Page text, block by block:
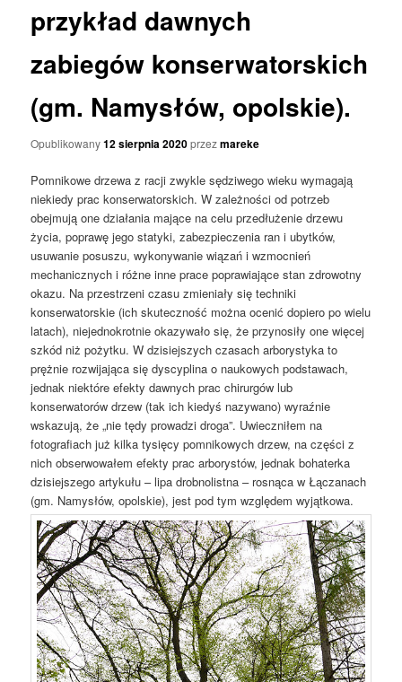
przykład dawnych
zabiegów konserwatorskich
(gm. Namysłów, opolskie).
Opublikowany12 sierpnia 2020przezmareke
Pomnikowe drzewa z racji zwykle sędziwego wieku wymagają
niekiedy prac konserwatorskich. W zależności od potrzeb
obejmują one działania mające na celu przedłużenie drzewu
życia, poprawę jego statyki, zabezpieczenia ran i ubytków,
usuwanie posuszu, wykonywanie wiązań i wzmocnień
mechanicznych i różne inne prace poprawiające stan zdrowotny
okazu. Na przestrzeni czasu zmieniały się techniki
konserwatorskie (ich skuteczność można ocenić dopiero po wielu
latach), niejednokrotnie okazywało się, że przynosiły one więcej
szkód niż pożytku. W dzisiejszych czasach arborystyka to
prężnie rozwijająca się dyscyplina o naukowych podstawach,
jednak niektóre efekty dawnych prac chirurgów lub
konserwatorów drzew (tak ich kiedyś nazywano) wyraźnie
wskazują, że „nie tędy prowadzi droga”. Uwieczniłem na
fotografiach już kilka tysięcy pomnikowych drzew, na części z
nich obserwowałem efekty prac arborystów, jednak bohaterka
dzisiejszego artykułu – lipa drobnolistna – rosnąca w Łączanach
(gm. Namysłów, opolskie), jest pod tym względem wyjątkowa.